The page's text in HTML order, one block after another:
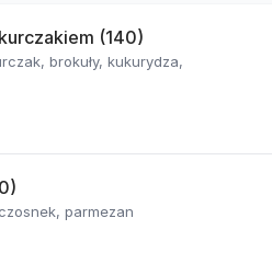
(140)
brokuły, kukurydza,
parmezan